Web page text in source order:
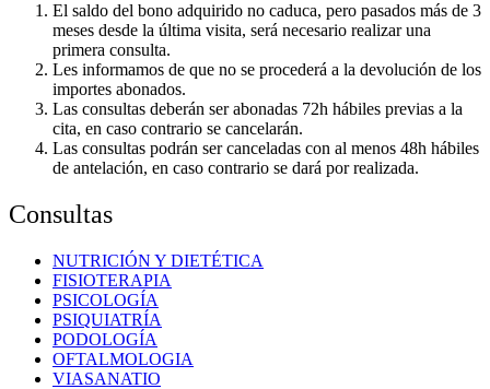
El saldo del bono adquirido no caduca, pero pasados más de 3
meses desde la última visita, será necesario realizar una
primera consulta.
Les informamos de que no se procederá a la devolución de los
importes abonados.
Las consultas deberán ser abonadas 72h hábiles previas a la
cita, en caso contrario se cancelarán.
Las consultas podrán ser canceladas con al menos 48h hábiles
de antelación, en caso contrario se dará por realizada.
Consultas
NUTRICIÓN Y DIETÉTICA
FISIOTERAPIA
PSICOLOGÍA
PSIQUIATRÍA
PODOLOGÍA
OFTALMOLOGIA
VIASANATIO